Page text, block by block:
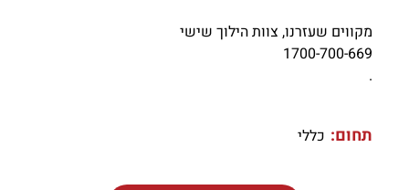
מקווים שעזרנו, צוות הילוך שישי
1700-700-669
.
תחום: כללי